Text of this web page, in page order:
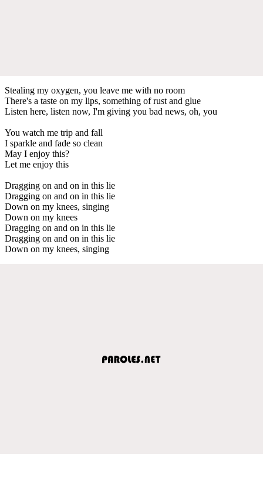
Stealing my oxygen, you leave me with no room
There's a taste on my lips, something of rust and glue
Listen here, listen now, I'm giving you bad news, oh, you
You watch me trip and fall
I sparkle and fade so clean
May I enjoy this?
Let me enjoy this
Dragging on and on in this lie
Dragging on and on in this lie
Down on my knees, singing
Down on my knees
Dragging on and on in this lie
Dragging on and on in this lie
Down on my knees, singing